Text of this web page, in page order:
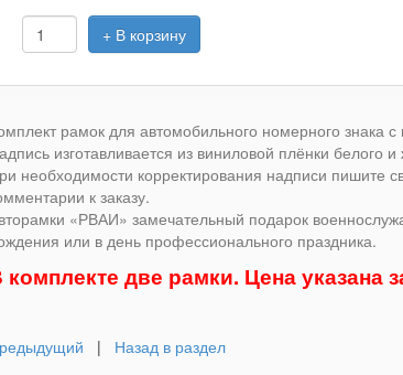
+ В корзину
рамок для автомобильного номерного знака
изготавливается из виниловой плёнки белого и
необходимости корректирования надписи пишите
к заказу.
«РВАИ» замечательный подарок
или в день профессионального праздника.
комплекте две рамки. Цена указана
| Назад в раздел